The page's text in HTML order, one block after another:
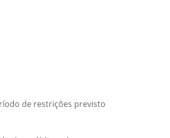
de restrições previsto